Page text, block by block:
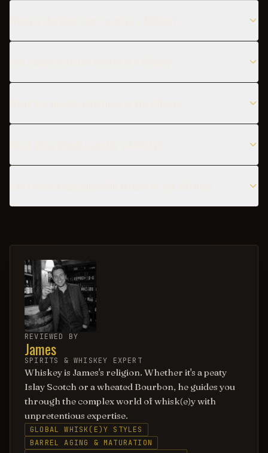
REVIEWED BY
James
SPIRITS & WHISKEY EXPERT
Whiskey is James's religion. Whether it's a peaty
Islay Scotch or a wheated Bourbon, he guides you
through the complex world of whisk(e)y with
unpretentious expertise.
GLOBAL WHISK(E)Y STYLES
BARREL AGING & MATURATION